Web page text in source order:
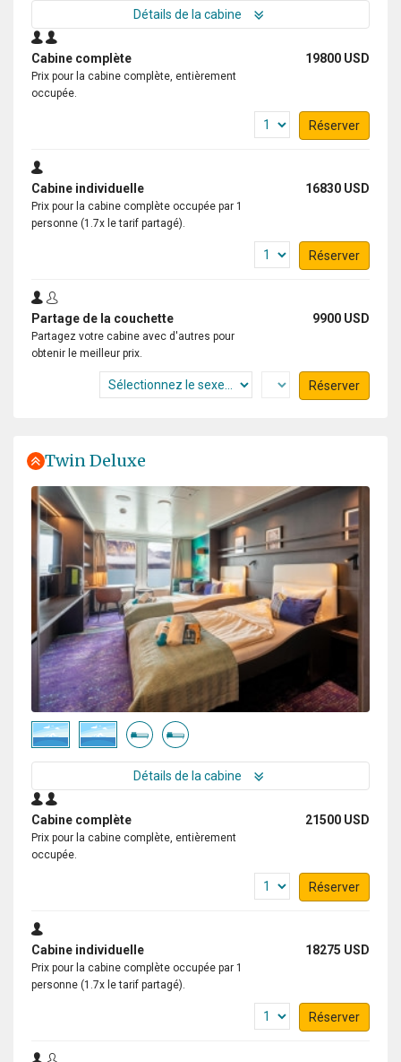
Détails de la cabine
Cabine complète 19800 USD
Prix pour la cabine complète, entièrement
occupée.
Réserver
Cabine individuelle 16830 USD
Prix pour la cabine complète occupée par 1
personne (1.7x le tarif partagé).
Réserver
Partage de la couchette 9900 USD
Partagez votre cabine avec d'autres pour
obtenir le meilleur prix.
Réserver
Twin Deluxe
Détails de la cabine
Cabine complète 21500 USD
Prix pour la cabine complète, entièrement
occupée.
Réserver
Cabine individuelle 18275 USD
Prix pour la cabine complète occupée par 1
personne (1.7x le tarif partagé).
Réserver